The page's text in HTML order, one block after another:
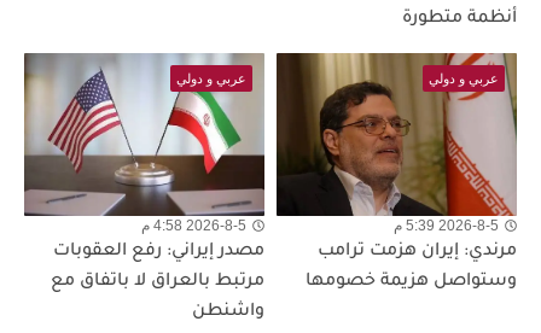
أنظمة متطورة
عربي و دولي
2026-8-5 5:39 م
مرندي: إيران هزمت ترامب
وستواصل هزيمة خصومها
عربي و دولي
2026-8-5 4:58 م
مصدر إيراني: رفع العقوبات
مرتبط بالعراق لا باتفاق مع
واشنطن